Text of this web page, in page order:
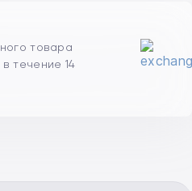
товара
течение 14